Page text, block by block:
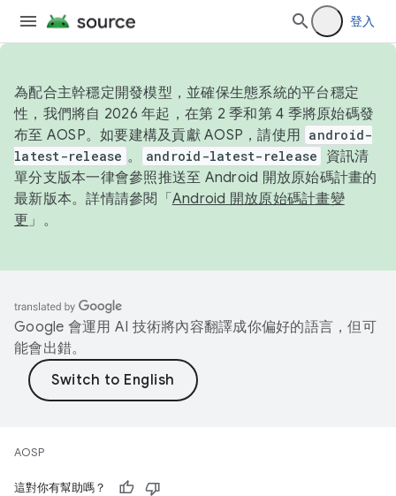
登入
為配合主幹穩定開發模型，並確保生態系統的平台穩定
性，我們將自 2026 年起，在第 2 季和第 4 季將原始碼發
布至 AOSP。如要建構及貢獻 AOSP，請使用 android-
latest-release 。 android-latest-release
資訊清
單分支版本一律會參照推送至 Android 開放原始碼計畫的
最新版本。詳情請參閱「 Android 開放原始碼計畫變
更 」。
Google 會運用 AI 技術將內容翻譯成你偏好的語言，但可
能會出錯。
AOSP
這對你有幫助嗎？